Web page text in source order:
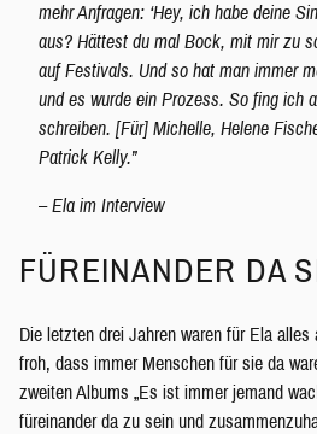
mehr Anfragen: ‘Hey, ich habe deine
aus? Hättest du mal Bock, mit mir zu
auf Festivals. Und so hat man immer
und es wurde ein Prozess. So fing ich
schreiben. [Für] Michelle, Helene
Patrick Kelly.”
– Ela im Interview
FÜREINANDER DA
Die letzten drei Jahren waren für Ela
froh, dass immer Menschen für sie da
zweiten Albums „Es ist immer jemand
füreinander da zu sein und